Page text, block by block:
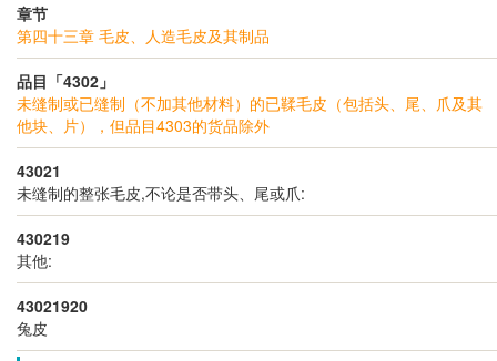
章节
第四十三章 毛皮、人造毛皮及其制品
品目「4302」
未缝制或已缝制（不加其他材料）的已鞣毛皮（包括头、尾、爪及其
他块、片），但品目4303的货品除外
43021
未缝制的整张毛皮,不论是否带头、尾或爪:
430219
其他:
43021920
兔皮